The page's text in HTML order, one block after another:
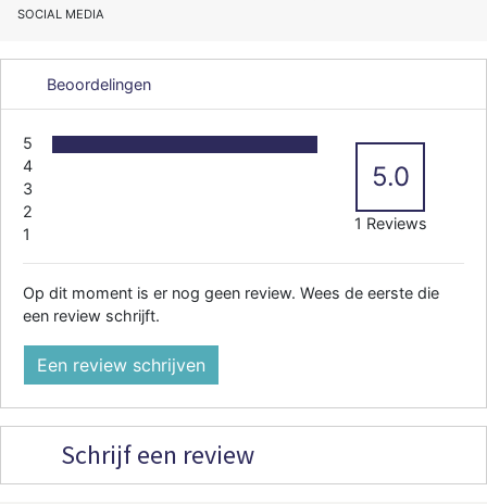
SOCIAL MEDIA
Beoordelingen
5
4
3
2
1
5.0
1 Reviews
Op dit moment is er nog geen review. Wees de eerste die
een review schrijft.
Een review schrijven
Schrijf een review